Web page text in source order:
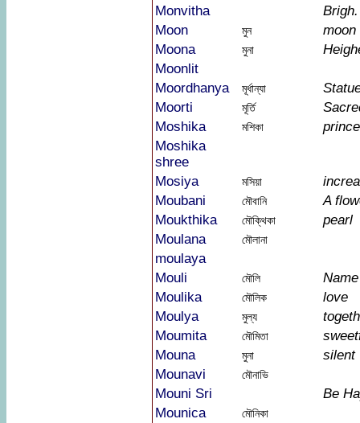
Monvitha
Moon
মুন
moon
Moona
মুনা
Moonlit
Moordhanya
মূর্ধান্যা
Moorti
মূর্তি
Moshika
মশিকা
Moshika
shree
Mosiya
মসিয়া
Moubani
মৌবানি
A
Moukthika
মৌক্থিকা
pearl
Moulana
মৌলানা
moulaya
Mouli
মৌলি
Moulika
মৌলিক
love
Moulya
মুল্য
Moumita
মৌমিতা
Mouna
মুনা
silent
Mounavi
মৌনাভি
Mouni Sri
Be
Mounica
মৌনিকা